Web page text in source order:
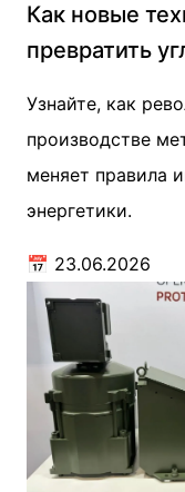
Как новые
превратить
Узнайте, как
производстве
меняет правила
энергетики.
📅 23.06.2026